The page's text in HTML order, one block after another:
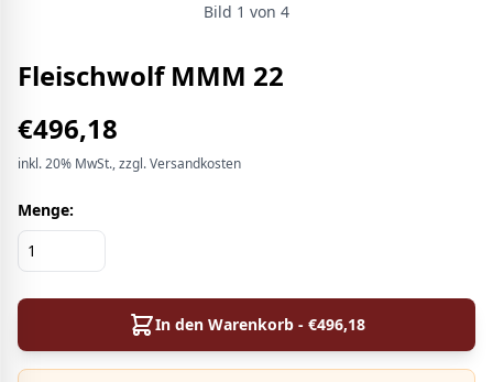
Bild 1 von 4
Fleischwolf MMM 22
€496,18
inkl.20% MwSt., zzgl. Versandkosten
Menge:
In den Warenkorb - €496,18